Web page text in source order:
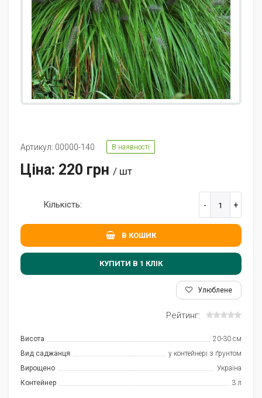
Артикул: 00000-140 В наявності
Ціна: 220 грн / шт
Кількість:
В КОШИК
КУПИТИ В 1 КЛIК
Улюблене
Рейтинг:
Висота
20-30 см
Вид саджанця
у контейнері з ґрунтом
Вирощено
Україна
Контейнер
3 л